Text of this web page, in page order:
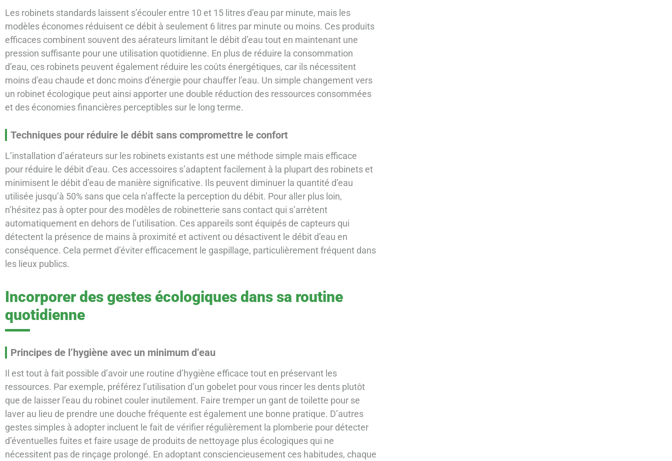
Les robinets standards laissent s’écouler entre 10 et 15 litres d’eau par minute, mais les
modèles économes réduisent ce débit à seulement 6 litres par minute ou moins. Ces produits
efficaces combinent souvent des aérateurs limitant le débit d’eau tout en maintenant une
pression suffisante pour une utilisation quotidienne. En plus de réduire la consommation
d’eau, ces robinets peuvent également réduire les coûts énergétiques, car ils nécessitent
moins d’eau chaude et donc moins d’énergie pour chauffer l’eau. Un simple changement vers
un robinet écologique peut ainsi apporter une double réduction des ressources consommées
et des économies financières perceptibles sur le long terme.
Techniques pour réduire le débit sans compromettre le confort
L’installation d’aérateurs sur les robinets existants est une méthode simple mais efficace
pour réduire le débit d’eau. Ces accessoires s’adaptent facilement à la plupart des robinets et
minimisent le débit d’eau de manière significative. Ils peuvent diminuer la quantité d’eau
utilisée jusqu’à 50% sans que cela n’affecte la perception du débit. Pour aller plus loin,
n’hésitez pas à opter pour des modèles de robinetterie sans contact qui s’arrêtent
automatiquement en dehors de l’utilisation. Ces appareils sont équipés de capteurs qui
détectent la présence de mains à proximité et activent ou désactivent le débit d’eau en
conséquence. Cela permet d’éviter efficacement le gaspillage, particulièrement fréquent dans
les lieux publics.
Incorporer des gestes écologiques dans sa routine
quotidienne
Principes de l’hygiène avec un minimum d’eau
Il est tout à fait possible d’avoir une routine d’hygiène efficace tout en préservant les
ressources. Par exemple, préférez l’utilisation d’un gobelet pour vous rincer les dents plutôt
que de laisser l’eau du robinet couler inutilement. Faire tremper un gant de toilette pour se
laver au lieu de prendre une douche fréquente est également une bonne pratique. D’autres
gestes simples à adopter incluent le fait de vérifier régulièrement la plomberie pour détecter
d’éventuelles fuites et faire usage de produits de nettoyage plus écologiques qui ne
nécessitent pas de rinçage prolongé. En adoptant consciencieusement ces habitudes, chaque